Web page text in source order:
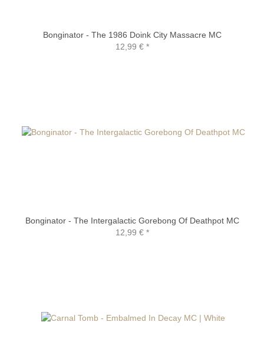
Bonginator - The 1986 Doink City Massacre MC
12,99 €*
Bonginator - The Intergalactic Gorebong Of Deathpot MC
12,99 €*